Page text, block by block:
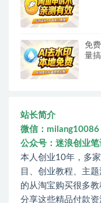
免
量搞
站长简介
微信：milang10086
公众号：迷浪创业笔
本人创业10年，多
目、创业教程、主
的从淘宝购买很多
分享这些精品付款资